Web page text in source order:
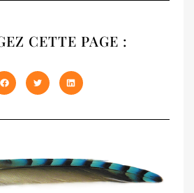
épuisés de NATIVES en
de 408 pages. À offrir et à
s'offrir !
CETTE PAGE :